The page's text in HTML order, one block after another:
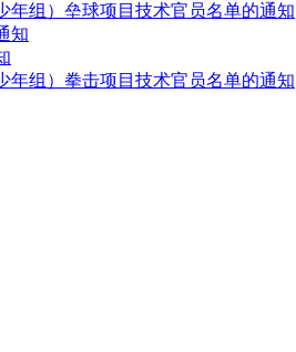
年组）垒球项目技术官员名单的通知
知
年组）拳击项目技术官员名单的通知